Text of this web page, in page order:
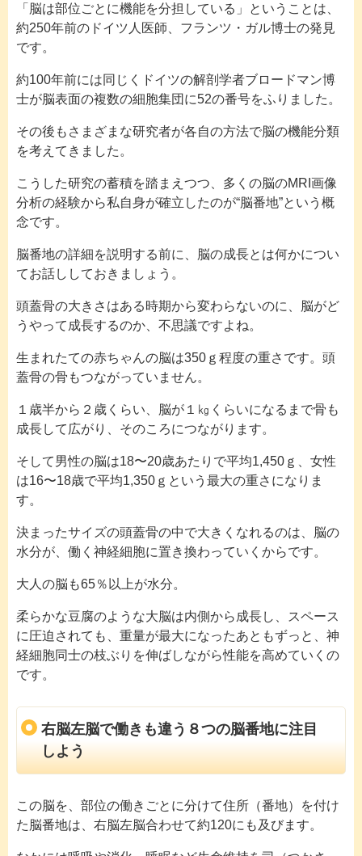
「脳は部位ごとに機能を分担している」ということは、
約250年前のドイツ人医師、フランツ・ガル博士の発見
です。
約100年前には同じくドイツの解剖学者ブロードマン博
士が脳表面の複数の細胞集団に52の番号をふりました。
その後もさまざまな研究者が各自の方法で脳の機能分類
を考えてきました。
こうした研究の蓄積を踏まえつつ、多くの脳のMRI画像
分析の経験から私自身が確立したのが“脳番地”という概
念です。
脳番地の詳細を説明する前に、脳の成長とは何かについ
てお話ししておきましょう。
頭蓋骨の大きさはある時期から変わらないのに、脳がど
うやって成長するのか、不思議ですよね。
生まれたての赤ちゃんの脳は350ｇ程度の重さです。頭
蓋骨の骨もつながっていません。
１歳半から２歳くらい、脳が１㎏くらいになるまで骨も
成長して広がり、そのころにつながります。
そして男性の脳は18〜20歳あたりで平均1,450ｇ、女性
は16〜18歳で平均1,350ｇという最大の重さになりま
す。
決まったサイズの頭蓋骨の中で大きくなれるのは、脳の
水分が、働く神経細胞に置き換わっていくからです。
大人の脳も65％以上が水分。
柔らかな豆腐のような大脳は内側から成長し、スペース
に圧迫されても、重量が最大になったあともずっと、神
経細胞同士の枝ぶりを伸ばしながら性能を高めていくの
です。
右脳左脳で働きも違う８つの脳番地に注目
しよう
この脳を、部位の働きごとに分けて住所（番地）を付け
た脳番地は、右脳左脳合わせて約120にも及びます。